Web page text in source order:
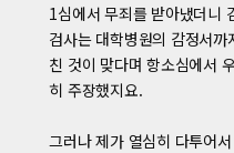
1심에서 무죄를 받아냈더니
검사는 대학병원의 감정서
친 것이 맞다며 항소심에서
히 주장했지요.
그러나 제가 열심히 다투어